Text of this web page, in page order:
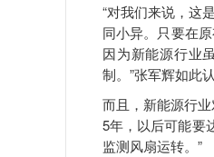
“对我们来说，这
同小异。只要在
因为新能源行业
制。”张军辉如此认
而且，新能源行
5年，以后可能要
监测风扇运转。”